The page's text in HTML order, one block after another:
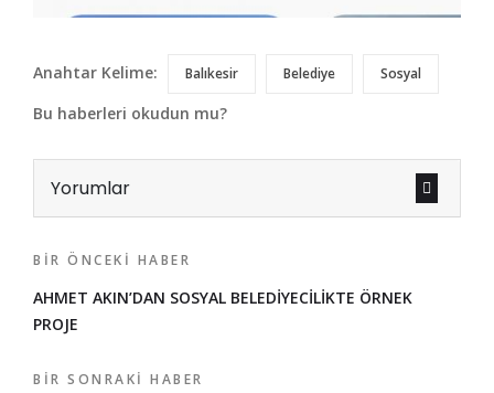
Anahtar Kelime: Balıkesir Belediye Sosyal
Bu haberleri okudun mu?
Yorumlar
BIR ÖNCEKI HABER
AHMET AKIN’DAN SOSYAL BELEDİYECİLİKTE ÖRNEK
PROJE
BIR SONRAKI HABER